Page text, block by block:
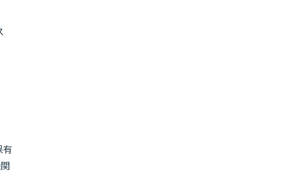
有